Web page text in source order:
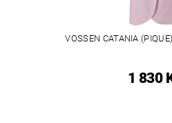
VOSSEN CATANIA
1 830